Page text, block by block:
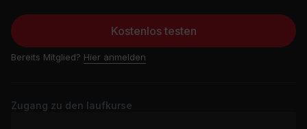
Kostenlos testen
Bereits Mitglied? Hier anmelden
Zugang zu den laufkurse